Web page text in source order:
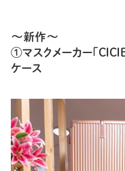
〜新作〜
①マスクメーカー「
ケース